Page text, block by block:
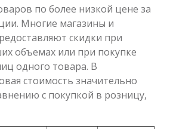
по более низкой цене за
Многие магазины и
скидки при
объемах или при покупке
одного товара. В
стоимость значительно
с покупкой в розницу,